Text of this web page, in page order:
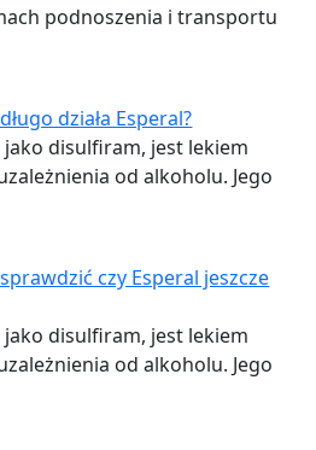
podnoszenia i transportu
działa Esperal?
disulfiram, jest lekiem
od alkoholu. Jego
sprawdzić czy Esperal jeszcze
disulfiram, jest lekiem
od alkoholu. Jego